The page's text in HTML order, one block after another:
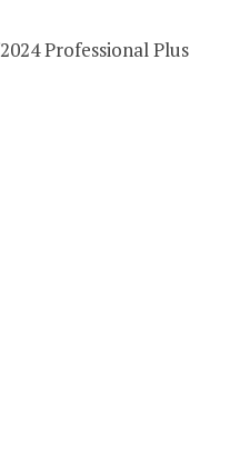
Professional Plus